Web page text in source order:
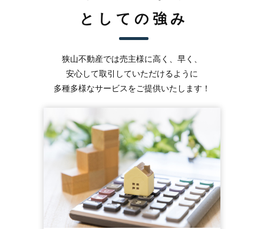
としての強み
狭山不動産では売主様に高く、早く、
安心して取引していただけるように
多種多様なサービスをご提供いたします！